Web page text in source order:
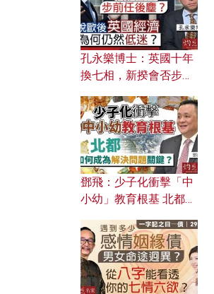
孔永樂博士：英國十年
換七相，新揆會否步前
濟為何仍然低迷？
鄧飛：少子化衝擊「中
小幼」教育根基 北都如